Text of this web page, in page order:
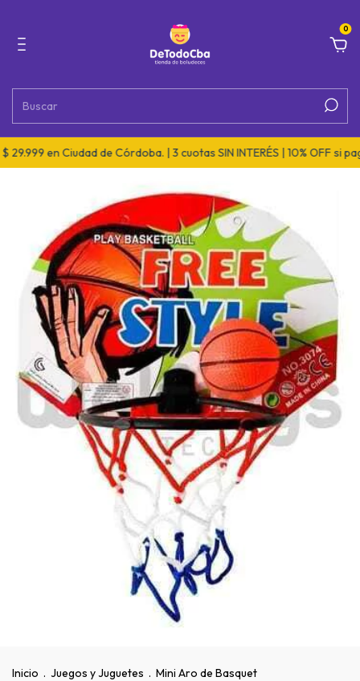
0
en Ciudad de Córdoba. | 3 cuotas SIN INTERÉS | 10% OFF si
Inicio . Juegos y Juguetes . Mini Aro de Basquet